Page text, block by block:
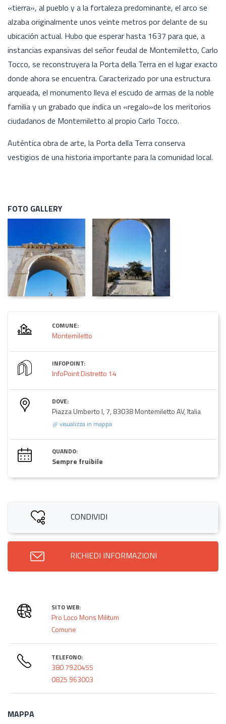
«tierra», al pueblo y a la fortaleza predominante, el arco se
alzaba originalmente unos veinte metros por delante de su
ubicación actual. Hubo que esperar hasta 1637 para que, a
instancias expansivas del señor feudal de Montemiletto, Carlo
Tocco, se reconstruyera la Porta della Terra en el lugar exacto
donde ahora se encuentra. Caracterizado por una estructura
arqueada, el monumento lleva el escudo de armas de la noble
familia y un grabado que indica un «regalo»de los meritorios
ciudadanos de Montemiletto al propio Carlo Tocco.
Auténtica obra de arte, la Porta della Terra conserva
vestigios de una historia importante para la comunidad local.
FOTO GALLERY
COMUNE:
Montemiletto
INFOPOINT:
InfoPoint Distretto 14
DOVE:
Piazza Umberto I, 7, 83038 Montemiletto AV, Italia
visualizza in mappa
QUANDO:
Sempre fruibile
CONDIVIDI
RICHIEDI INFORMAZIONI
SITO WEB:
Pro Loco Mons Militum
Comune
TELEFONO:
380 7920455
0825 963003
MAPPA